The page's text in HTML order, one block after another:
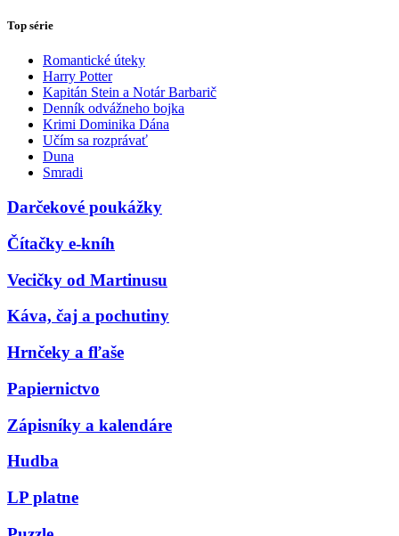
Top série
Romantické úteky
Harry Potter
Kapitán Stein a Notár Barbarič
Denník odvážneho bojka
Krimi Dominika Dána
Učím sa rozprávať
Duna
Smradi
Darčekové poukážky
Čítačky e-kníh
Vecičky od Martinusu
Káva, čaj a pochutiny
Hrnčeky a fľaše
Papiernictvo
Zápisníky a kalendáre
Hudba
LP platne